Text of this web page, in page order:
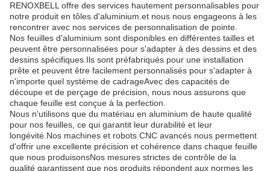
RENOXBELL offre des services hautement personnalisables pour
notre produit en tôles d'aluminium.et nous nous engageons à les
rencontrer avec nos services de personnalisation de pointe.
Nos feuilles d'aluminium sont disponibles en différentes tailles et
peuvent être personnalisées pour s'adapter à des dessins et des
dessins spécifiques.Ils sont préfabriqués pour une installation
prête et peuvent être facilement personnalisés pour s'adapter à
n'importe quel système de cadrageAvec des capacités de
découpe et de perçage de précision, nous nous assurons que
chaque feuille est conçue à la perfection.
Nous n'utilisons que du matériau en aluminium de haute qualité
pour nos feuilles, ce qui garantit leur durabilité et leur
longévité.Nos machines et robots CNC avancés nous permettent
d'offrir une excellente précision et cohérence dans chaque feuille
que nous produisonsNos mesures strictes de contrôle de la
qualité garantissent que nos produits répondent aux normes les